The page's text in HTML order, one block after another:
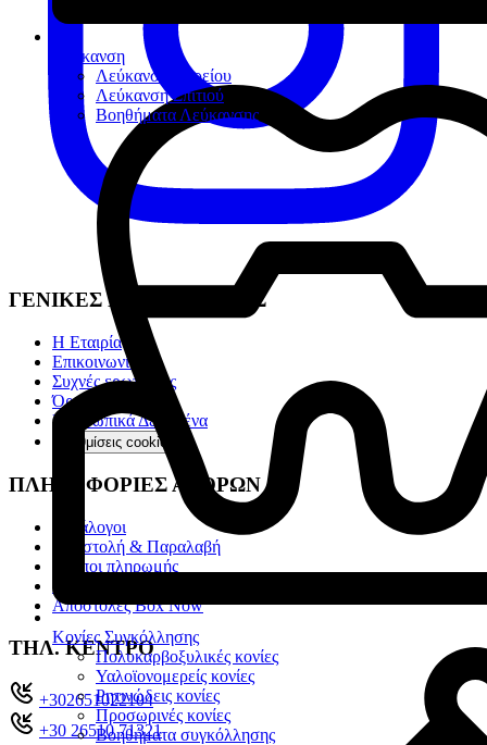
Λεύκανση
Λεύκανση Ιατρείου
Λεύκανση Σπιτιού
Βοηθήματα Λεύκανσης
Κονίες Συγκόλλησης
Πολυκαρβοξυλικές κονίες
Υαλοϊονομερείς κονίες
Ρητινώδεις κονίες
Προσωρινές κονίες
Βοηθήματα συγκόλλησης
ΓΕΝΙΚΕΣ ΠΛΗΡΟΦΟΡΙΕΣ
Η Εταιρία
Επικοινωνία
Συχνές ερωτήσεις
Όροι χρήσης
Προσωπικά Δεδομένα
Ρυθμίσεις cookies
ΠΛΗΡΟΦΟΡΙΕΣ ΑΓΟΡΩΝ
Κατάλογοι
Αποστολή & Παραλαβή
Τρόποι πληρωμής
Πολιτική επιστροφών
Αποστολές Box Now
ΤΗΛ. ΚΕΝΤΡΟ
+302651022104
+30 26510 71321